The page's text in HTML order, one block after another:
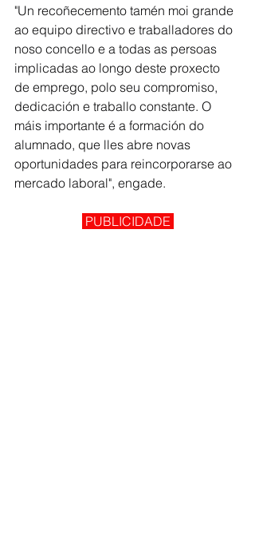
"Un recoñecemento tamén moi grande
ao equipo directivo e traballadores do
noso concello e a todas as persoas
implicadas ao longo deste proxecto
de emprego, polo seu compromiso,
dedicación e traballo constante. O
máis importante é a formación do
alumnado, que lles abre novas
oportunidades para reincorporarse ao
mercado laboral", engade.
PUBLICIDADE